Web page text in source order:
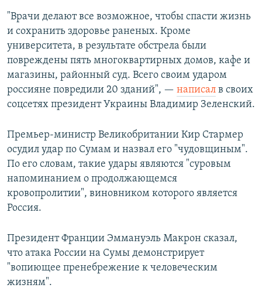
"Врачи делают все возможное, чтобы спасти жизнь
и сохранить здоровье раненых. Кроме
университета, в результате обстрела были
повреждены пять многоквартирных домов, кафе и
магазины, районный суд. Всего своим ударом
россияне повредили 20 зданий", — написал в своих
соцсетях президент Украины Владимир Зеленский.
Премьер-министр Великобритании Кир Стармер
осудил удар по Сумам и назвал его "чудовщиным".
По его словам, такие удары являются "суровым
напоминанием о продолжающемся
кровопролитии", виновником которого является
Россия.
Президент Франции Эммануэль Макрон сказал,
что атака России на Сумы демонстрирует
"вопиющее пренебрежение к человеческим
жизням".